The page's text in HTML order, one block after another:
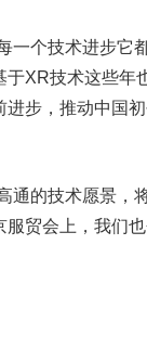
个技术进步它
XR技术这些年
步，推动中国
的技术愿景，
贸会上，我们